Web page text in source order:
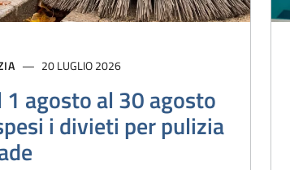
20 LUGLIO 2026
1 agosto al 30 agosto
i divieti per pulizia